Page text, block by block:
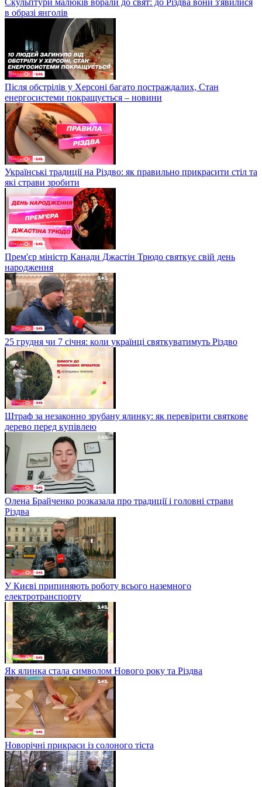
в образі янголів
Після обстрілів у Херсоні багато постраждалих, Стан
енергосистеми покращується – новини
Українські традиції на Різдво: як правильно прикрасити стіл та
які страви зробити
Прем'єр міністр Канади Джастін Трюдо святкує свій день
народження
25 грудня чи 7 січня: коли українці святкуватимуть Різдво
Штраф за незаконно зрубану ялинку: як перевірити святкове
дерево перед купівлею
Олена Брайченко розказала про традиції і головні страви
Різдва
У Києві припиняють роботу всього наземного
електротранспорту
Як ялинка стала символом Нового року та Різдва
Новорічні прикраси із солоного тіста